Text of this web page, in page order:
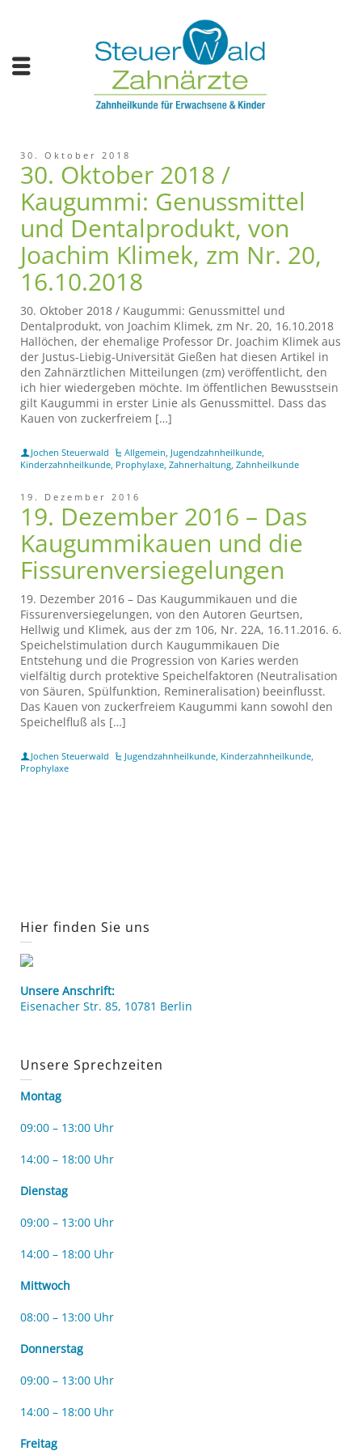
30. Oktober 2018
30. Oktober 2018 /
Kaugummi: Genussmittel
und Dentalprodukt, von
Joachim Klimek, zm Nr. 20,
16.10.2018
30. Oktober 2018 / Kaugummi: Genussmittel und
Dentalprodukt, von Joachim Klimek, zm Nr. 20, 16.10.2018
Hallöchen, der ehemalige Professor Dr. Joachim Klimek aus
der Justus-Liebig-Universität Gießen hat diesen Artikel in
den Zahnärztlichen Mitteilungen (zm) veröffentlicht, den
ich hier wiedergeben möchte. Im öffentlichen Bewusstsein
gilt Kaugummi in erster Linie als Genussmittel. Dass das
Kauen von zuckerfreiem […]
Jochen Steuerwald Allgemein, Jugendzahnheilkunde,
Kinderzahnheilkunde, Prophylaxe, Zahnerhaltung, Zahnheilkunde
19. Dezember 2016
19. Dezember 2016 – Das
Kaugummikauen und die
Fissurenversiegelungen
19. Dezember 2016 – Das Kaugummikauen und die
Fissurenversiegelungen, von den Autoren Geurtsen,
Hellwig und Klimek, aus der zm 106, Nr. 22A, 16.11.2016. 6.
Speichelstimulation durch Kaugummikauen Die
Entstehung und die Progression von Karies werden
vielfältig durch protektive Speichelfaktoren (Neutralisation
von Säuren, Spülfunktion, Remineralisation) beeinflusst.
Das Kauen von zuckerfreiem Kaugummi kann sowohl den
Speichelfluß als […]
Jochen Steuerwald Jugendzahnheilkunde, Kinderzahnheilkunde,
Prophylaxe
Hier finden Sie uns
Unsere Anschrift:
Eisenacher Str. 85, 10781 Berlin
Unsere Sprechzeiten
Montag
09:00 – 13:00 Uhr
14:00 – 18:00 Uhr
Dienstag
09:00 – 13:00 Uhr
14:00 – 18:00 Uhr
Mittwoch
08:00 – 13:00 Uhr
Donnerstag
09:00 – 13:00 Uhr
14:00 – 18:00 Uhr
Freitag